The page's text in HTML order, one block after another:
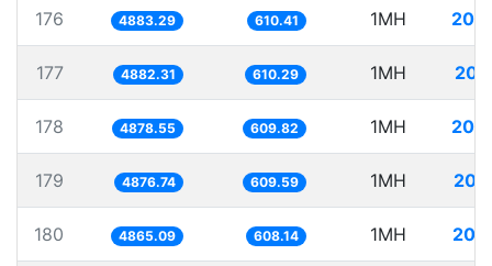
176 4883.29 610.41 1MH
177 4882.31 610.29 1MH
178 4878.55 609.82 1MH
179 4876.74 609.59 1MH
180 4865.09 608.14 1MH